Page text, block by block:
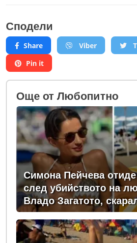
Сподели
Share Viber
Pin it
Oще от Любопитно
Симона Пейчева
след убийството на
Владо Загатото,
за пари